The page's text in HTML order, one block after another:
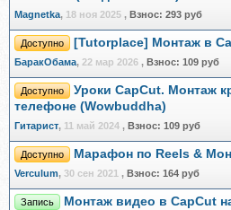
Magnetka, 18 ноя 2025 , Взнос: 293 руб
Доступно [Tutorplace] Монтаж в
БаракОбама, 22 мар 2026 , Взнос: 109 руб
Доступно
Уроки CapCut. Монтаж
телефоне (Wowbuddha)
Гитарист, 11 май 2024 , Взнос: 109 руб
Доступно Марафон по Reels &
Verculum, 30 сен 2021 , Взнос: 164 руб
Запись
Монтаж видео в CapCut